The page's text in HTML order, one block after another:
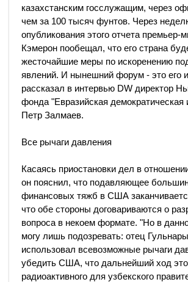
казахстанским госслужащим, через
чем за 100 тысяч фунтов. Через
опубликования этого отчета премьер-
Кэмерон пообещал, что его страна
жесточайшие меры по искоренению
явлений. И нынешний форум - это его
рассказал в интервью DW директор
фонда "Евразийская демократическая
Петр Залмаев.
Все рычаги давления
Касаясь приостановки дел в
он пояснил, что подавляющее
финансовых тяжб в США
что обе стороны договариваются о
вопроса в некоем формате. "Но в
могу лишь подозревать: отец
использовал всевозможные рычаги
убедить США, что дальнейший ход
радиоактивного для узбекского